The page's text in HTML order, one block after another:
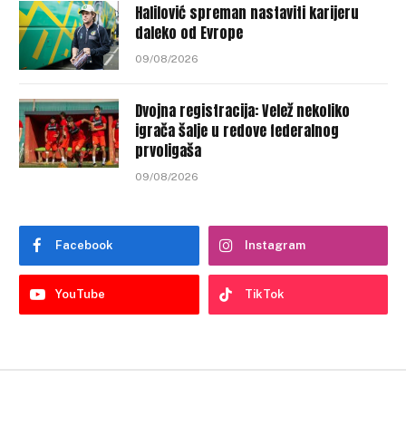
Halilović spreman nastaviti karijeru
daleko od Evrope
09/08/2026
Dvojna registracija: Velež nekoliko
igrača šalje u redove federalnog
prvoligaša
09/08/2026
Facebook Instagram
YouTube TikTok